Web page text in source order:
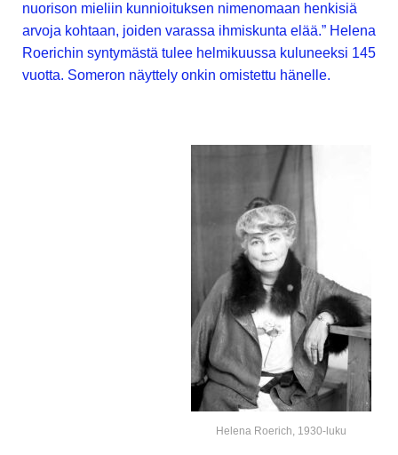
nuorison mieliin kunnioituksen nimenomaan henkisiä
arvoja kohtaan, joiden varassa ihmiskunta elää.” Helena
Roerichin syntymästä tulee helmikuussa kuluneeksi 145
vuotta. Someron näyttely onkin omistettu hänelle.
Helena Roerich, 1930-luku